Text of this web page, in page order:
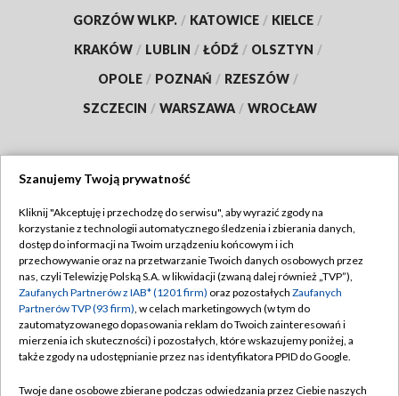
GORZÓW WLKP. / KATOWICE / KIELCE /
KRAKÓW / LUBLIN / ŁÓDŹ / OLSZTYN /
OPOLE / POZNAŃ / RZESZÓW /
SZCZECIN / WARSZAWA / WROCŁAW
TVP
Abonament TVP
Emisja w TVP
Centrum informacji TVP
Naziemna Telewizja Cyfrowa
Regulamin TVP
Polityka prywatności
Moje zgody
Pomoc
Szanujemy Twoją prywatność
Kliknij "Akceptuję i przechodzę do serwisu", aby wyrazić zgody na
korzystanie z technologii automatycznego śledzenia i zbierania danych,
dostęp do informacji na Twoim urządzeniu końcowym i ich
przechowywanie oraz na przetwarzanie Twoich danych osobowych przez
nas, czyli Telewizję Polską S.A. w likwidacji (zwaną dalej również „TVP”),
Zaufanych Partnerów z IAB* (1201 firm) oraz pozostałych Zaufanych
Partnerów TVP (93 firm), w celach marketingowych (w tym do
zautomatyzowanego dopasowania reklam do Twoich zainteresowań i
mierzenia ich skuteczności) i pozostałych, które wskazujemy poniżej, a
także zgody na udostępnianie przez nas identyfikatora PPID do Google.
Twoje dane osobowe zbierane podczas odwiedzania przez Ciebie naszych